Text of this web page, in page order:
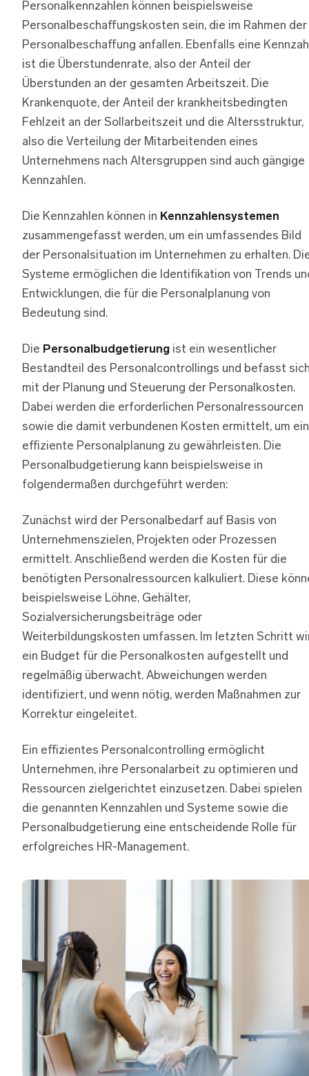
Personalkennzahlen können beispielsweise
Personalbeschaffungskosten sein, die im Rahmen der
Personalbeschaffung anfallen. Ebenfalls eine
ist die Überstundenrate, also der Anteil der
Überstunden an der gesamten Arbeitszeit. Die
Krankenquote, der Anteil der krankheitsbedingten
Fehlzeit an der Sollarbeitszeit und die Altersstruktur,
also die Verteilung der Mitarbeitenden eines
Unternehmens nach Altersgruppen sind auch gängige
Kennzahlen.
Die Kennzahlen können in Kennzahlensystemen
zusammengefasst werden, um ein umfassendes Bild
der Personalsituation im Unternehmen zu erhalten.
Systeme ermöglichen die Identifikation von Trends
Entwicklungen, die für die Personalplanung von
Bedeutung sind.
Die Personalbudgetierung ist ein wesentlicher
Bestandteil des Personalcontrollings und befasst
mit der Planung und Steuerung der Personalkosten.
Dabei werden die erforderlichen Personalressourcen
sowie die damit verbundenen Kosten ermittelt, um
effiziente Personalplanung zu gewährleisten. Die
Personalbudgetierung kann beispielsweise in
folgendermaßen durchgeführt werden:
Zunächst wird der Personalbedarf auf Basis von
Unternehmenszielen, Projekten oder Prozessen
ermittelt. Anschließend werden die Kosten für die
benötigten Personalressourcen kalkuliert. Diese
beispielsweise Löhne, Gehälter,
Sozialversicherungsbeiträge oder
Weiterbildungskosten umfassen. Im letzten Schritt
ein Budget für die Personalkosten aufgestellt und
regelmäßig überwacht. Abweichungen werden
identifiziert, und wenn nötig, werden Maßnahmen zur
Korrektur eingeleitet.
Ein effizientes Personalcontrolling ermöglicht
Unternehmen, ihre Personalarbeit zu optimieren und
Ressourcen zielgerichtet einzusetzen. Dabei spielen
die genannten Kennzahlen und Systeme sowie die
Personalbudgetierung eine entscheidende Rolle für
erfolgreiches HR-Management.